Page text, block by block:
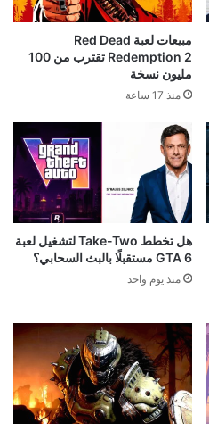
مبيعات لعبة Red Dead
Redemption 2 تقترب من 100
مليون نسخة
منذ 17 ساعة
هل تخطط Take-Two لتشغيل لعبة
GTA 6 مستقبلًا بالبث السحابي؟
منذ يوم واحد